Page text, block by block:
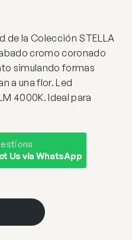
de la Colección STELLA
cromo coronado
simulando formas
a una flor. Led
4000K. Ideal para
Us via WhatsApp